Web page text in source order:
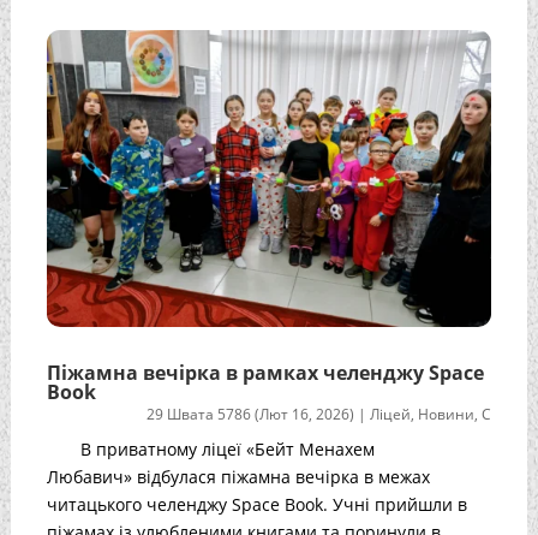
Піжамна вечірка в рамках челенджу Space
Book
29 Швата 5786 (Лют 16, 2026) |Ліцей, Новини,С
В приватному ліцеї «Бейт Менахем
Любавич» відбулася піжамна вечірка в межах
читацького челенджу Space Book. Учні прийшли в